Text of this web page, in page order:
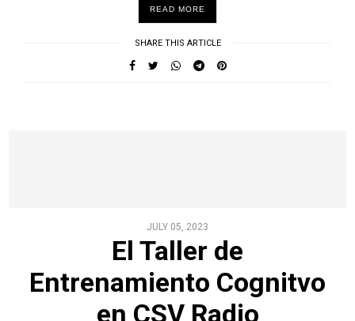
READ MORE
SHARE THIS ARTICLE
JULY 05, 2023
El Taller de
Entrenamiento Cognitvo
en CSV Radio